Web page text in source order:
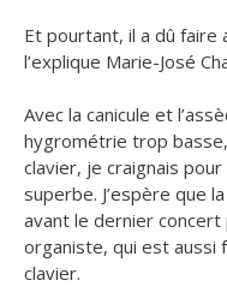
Et pourtant, il a dû faire
l’explique Marie-José
Avec la canicule et
hygrométrie trop
clavier, je craignais
superbe. J’espère que
avant le dernier
organiste, qui est aussi
clavier​.